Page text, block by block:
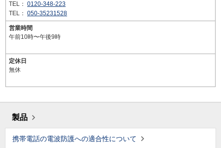
TEL： 0120-348-223
TEL： 050-35231528
営業時間
午前10時〜午後9時
定休日
無休
製品
携帯電話の電波防護への適合性について